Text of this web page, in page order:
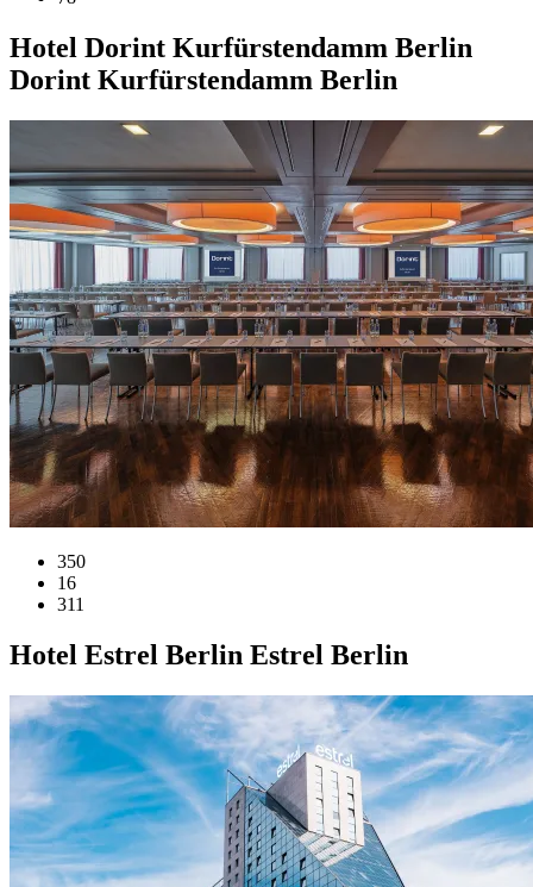
Hotel Dorint Kurfürstendamm Berlin
Dorint Kurfürstendamm Berlin
350
16
311
Hotel Estrel Berlin Estrel Berlin